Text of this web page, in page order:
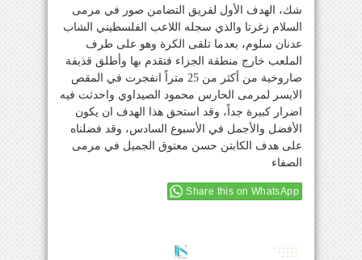
شك، الهدف الأول لفريق التضامن صور في مرمى
السلام زغرتا والذي سجله اللاعب الفلسطيني الشاب
عدنان سلوم، بعدما تلقى الكرة وهو على طرف
الملعب خارج منطقة الجزاء فتقدم بها وأطلق قذيفة
صاروخية من أكثر من 25 متراً انفجرت في المقص
الايسر لمرمى الحارس محمود الصيداوي واحدثت فيه
اضرار كبيرة جداً، وقد استحق هذا الهدف ان يكون
الأفضل والأجمل في الأسبوع السادس، وقد فضلناه
على هدف الكابتن حسن معتوق الجميل في مرمى
الصفاء
Share this on WhatsApp